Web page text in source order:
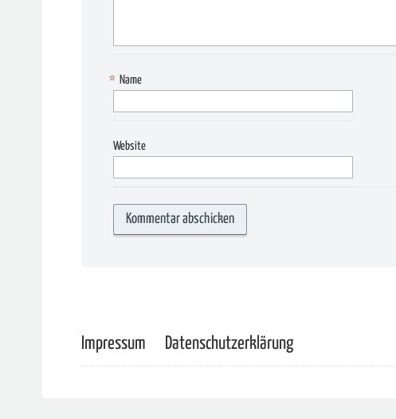
Name
*
Website
Impressum Datenschutzerklärung